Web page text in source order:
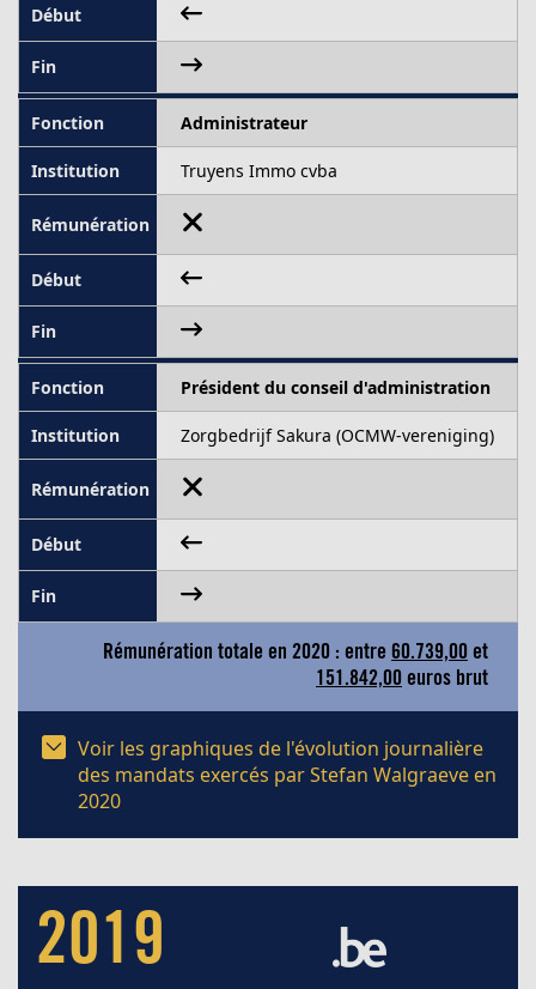
Administrateur
Truyens Immo cvba
Président du conseil d'administration
Zorgbedrijf Sakura (OCMW-vereniging)
Rémunération totale en 2020 : entre 60.739,00 et
151.842,00 euros brut
Voir les graphiques de l'évolution journalière
des mandats exercés par Stefan Walgraeve en
2020
2019